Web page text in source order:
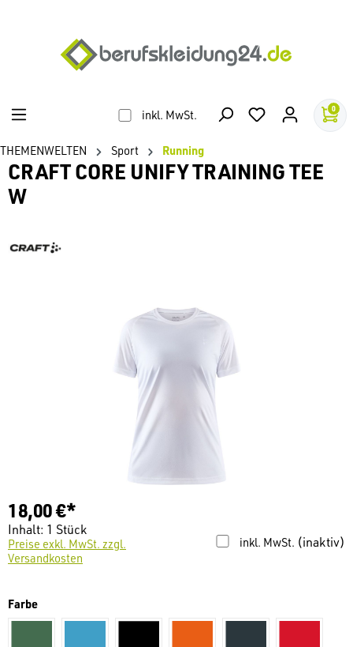
inkl. MwSt. 0
THEMENWELTEN Sport Running
CRAFT CORE UNIFY TRAINING TEE
W
Bildergalerie überspringen
18,00 €*
Inhalt: 1 Stück
inkl. MwSt. (inaktiv)
Preise exkl. MwSt. zzgl.
Versandkosten
Farbeauswählen